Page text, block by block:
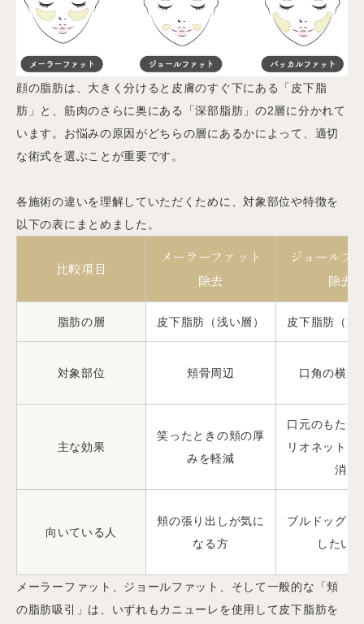
顔の脂肪は、大きく分けると皮膚のすぐ下にある「皮下脂
肪」と、筋肉のさらに奥にある「深部脂肪」の2層に分かれて
います。お悩みの原因がどちらの層にあるかによって、適切
な術式を選ぶことが重要です。
各施術の違いを理解していただくために、対象部位や特徴を
以下の表にまとめました。
比較項目
メーラーファット
除去
ジョールフ
除去
脂肪の層 皮下脂肪（浅い層） 皮下脂肪（浅
対象部位 頬骨周辺 口角の横か
主な効果
笑ったときの頬の厚
みを軽減
口元のもたつ
リオネットラ
消
向いている人
頬の張り出しが気に
なる方
ブルドッグ顔
したい方
メーラーファット、ジョールファット、そして一般的な「頬
の脂肪吸引」は、いずれもカニューレを使用して皮下脂肪を